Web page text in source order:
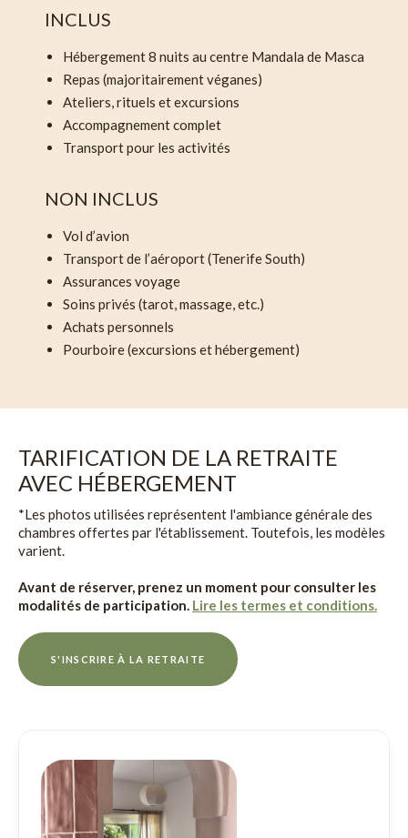
INCLUS
Hébergement 8 nuits au centre Mandala de Masca
Repas (majoritairement véganes)
Ateliers, rituels et excursions
Accompagnement complet
Transport pour les activités
NON INCLUS
Vol d’avion
Transport de l’aéroport (Tenerife South)
Assurances voyage
Soins privés (tarot, massage, etc.)
Achats personnels
Pourboire (excursions et hébergement)
TARIFICATION DE LA RETRAITE
AVEC HÉBERGEMENT
*Les photos utilisées représentent l'ambiance générale des
chambres offertes par l'établissement. Toutefois, les modèles
varient.
Avant de réserver, prenez un moment pour consulter les
modalités de participation. Lire les termes et conditions.
S'INSCRIRE À LA RETRAITE